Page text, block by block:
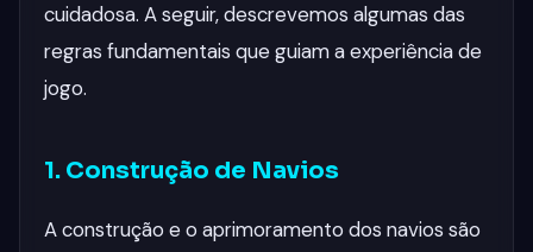
cuidadosa. A seguir, descrevemos algumas das
regras fundamentais que guiam a experiência de
jogo.
1. Construção de Navios
A construção e o aprimoramento dos navios são